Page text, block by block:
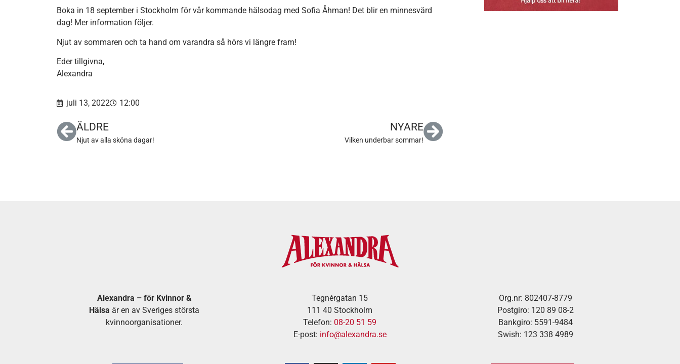
Boka in 18 september i Stockholm för vår kommande hälsodag med Sofia Åhman! Det blir en minnesvärd
dag! Mer information följer.
Njut av sommaren och ta hand om varandra så hörs vi längre fram!
Eder tillgivna,
Alexandra
juli 13, 2022 12:00
ÄLDRE
Njut av alla sköna dagar!
NYARE
Vilken underbar sommar!
Alexandra – för Kvinnor &
Hälsa är en av Sveriges största
kvinnoorganisationer.
Tegnérgatan 15
111 40 Stockholm
Telefon: 08-20 51 59
E-post: info@alexandra.se
Org.nr: 802407-8779
Postgiro: 120 89 08-2
Bankgiro: 5591-9484
Swish: 123 338 4989